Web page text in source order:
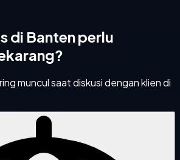
di Bantenperlu
muncul saat diskusi dengan klien di